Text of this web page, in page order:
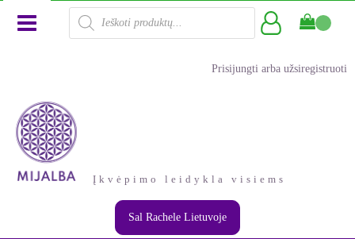
Products
search
Prisijungti arba užsiregistruoti
Įkvėpimo leidykla visiems
Sal Rachele Lietuvoje